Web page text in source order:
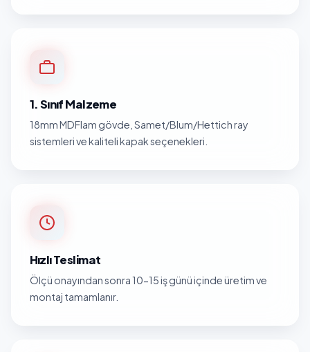
1. Sınıf Malzeme
18mm MDFlam gövde, Samet/Blum/Hettich ray
sistemleri ve kaliteli kapak seçenekleri.
Hızlı Teslimat
Ölçü onayından sonra 10-15 iş günü içinde üretim ve
montaj tamamlanır.